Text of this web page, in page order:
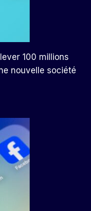
100 millions
nouvelle société